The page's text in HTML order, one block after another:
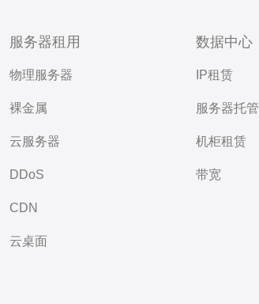
服务器租用
物理服务器
裸金属
云服务器
DDoS
CDN
云桌面
数据中心
IP租赁
服务器托管
机柜租赁
带宽